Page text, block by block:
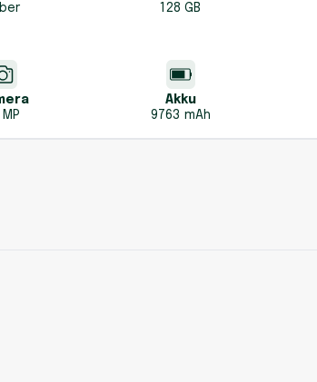
128 GB
MP
Akku
9763 mAh